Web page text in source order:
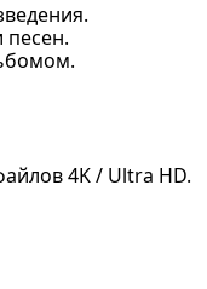
4K / Ultra HD.